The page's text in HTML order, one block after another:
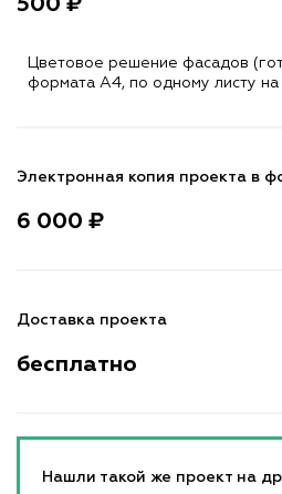
Цветовое решение фасадов
формата A4, по одному листу
Электронная копия проекта в
6 000 ₽
Доставка проекта
бесплатно
Нашли такой же проект на